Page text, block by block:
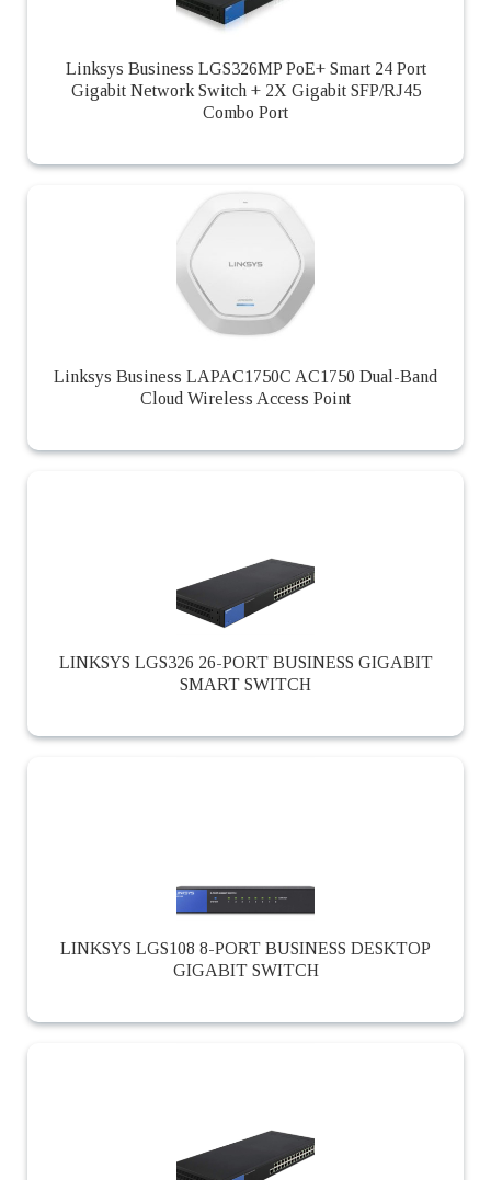
Linksys Business LGS326MP PoE+ Smart 24 Port
Gigabit Network Switch + 2X Gigabit SFP/RJ45
Combo Port
Linksys Business LAPAC1750C AC1750 Dual-Band
Cloud Wireless Access Point
LINKSYS LGS326 26-PORT BUSINESS GIGABIT
SMART SWITCH
LINKSYS LGS108 8-PORT BUSINESS DESKTOP
GIGABIT SWITCH